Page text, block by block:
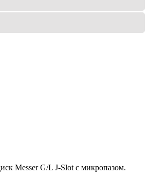
Messer G/L J-Slot с микропазом.